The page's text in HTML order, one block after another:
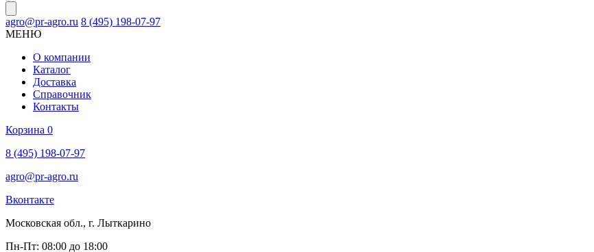
agro@pr-agro.ru 8 (495) 198-07-97
МЕНЮ
О компании
Каталог
Доставка
Справочник
Контакты
Корзина 0
8 (495) 198-07-97
agro@pr-agro.ru
Вконтакте
Московская обл., г. Лыткарино
Пн-Пт: 08:00 до 18:00